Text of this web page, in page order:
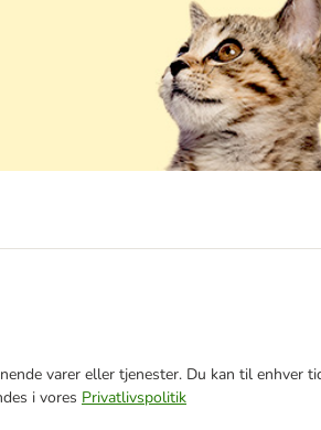
varer eller tjenester. Du kan til enhver
i vores Privatlivspolitik